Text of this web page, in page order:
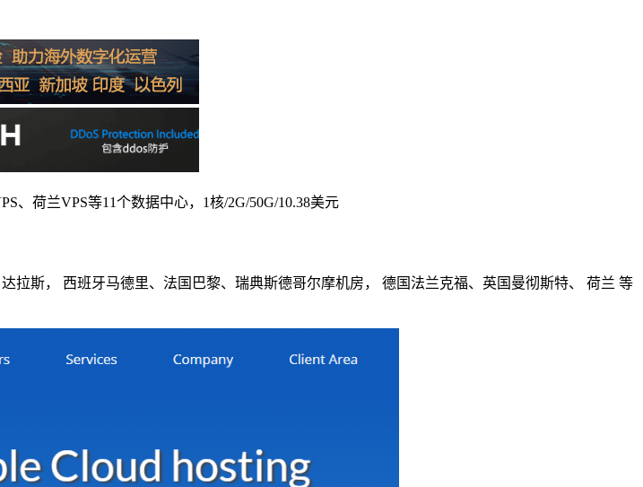
、荷兰VPS等11个数据中心，1核/2G/50G/10.38美元
拉斯， 西班牙马德里、法国巴黎、瑞典斯德哥尔摩机房， 德国法兰克福、英国曼彻斯特、 荷兰 等